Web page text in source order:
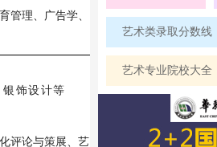
管理、广告学、
饰设计等
评论与策展、艺
艺术类录取分数线
艺术专业院校大全